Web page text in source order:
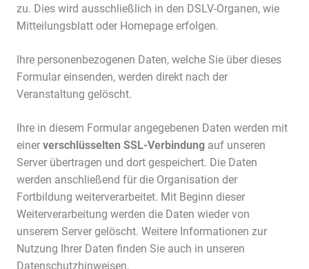
zu. Dies wird ausschließlich in den DSLV-Organen, wie
Mitteilungsblatt oder Homepage erfolgen.
Ihre personenbezogenen Daten, welche Sie über dieses
Formular einsenden, werden direkt nach der
Veranstaltung gelöscht.
Ihre in diesem Formular angegebenen Daten werden mit
einer verschlüsselten SSL-Verbindung auf unseren
Server übertragen und dort gespeichert. Die Daten
werden anschließend für die Organisation der
Fortbildung weiterverarbeitet. Mit Beginn dieser
Weiterverarbeitung werden die Daten wieder von
unserem Server gelöscht. Weitere Informationen zur
Nutzung Ihrer Daten finden Sie auch in unseren
Datenschutzhinweisen.